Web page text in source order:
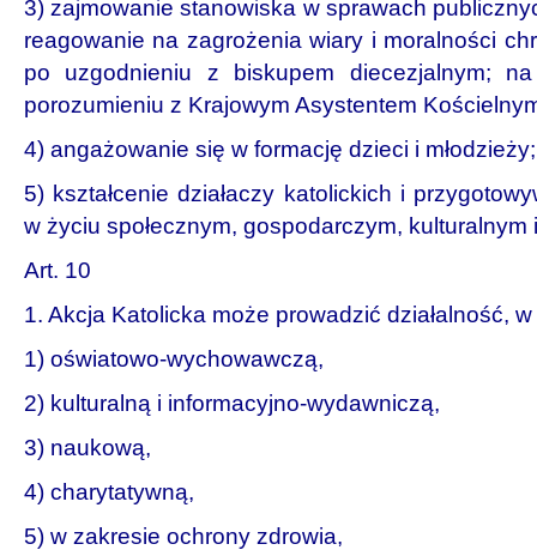
3) zajmowanie stanowiska w sprawach
reagowanie na zagrożenia wiary i moralności
po uzgodnieniu z biskupem diecezjalnym;
porozumieniu z Krajowym Asystentem
4) angażowanie się w formację dzieci i młodzieży;
5) kształcenie działaczy katolickich i
w życiu społecznym, gospodarczym, kulturalnym
Art. 10
1. Akcja Katolicka może prowadzić działalność,
1) oświatowo-wychowawczą,
2) kulturalną i informacyjno-wydawniczą,
3) naukową,
4) charytatywną,
5) w zakresie ochrony zdrowia,